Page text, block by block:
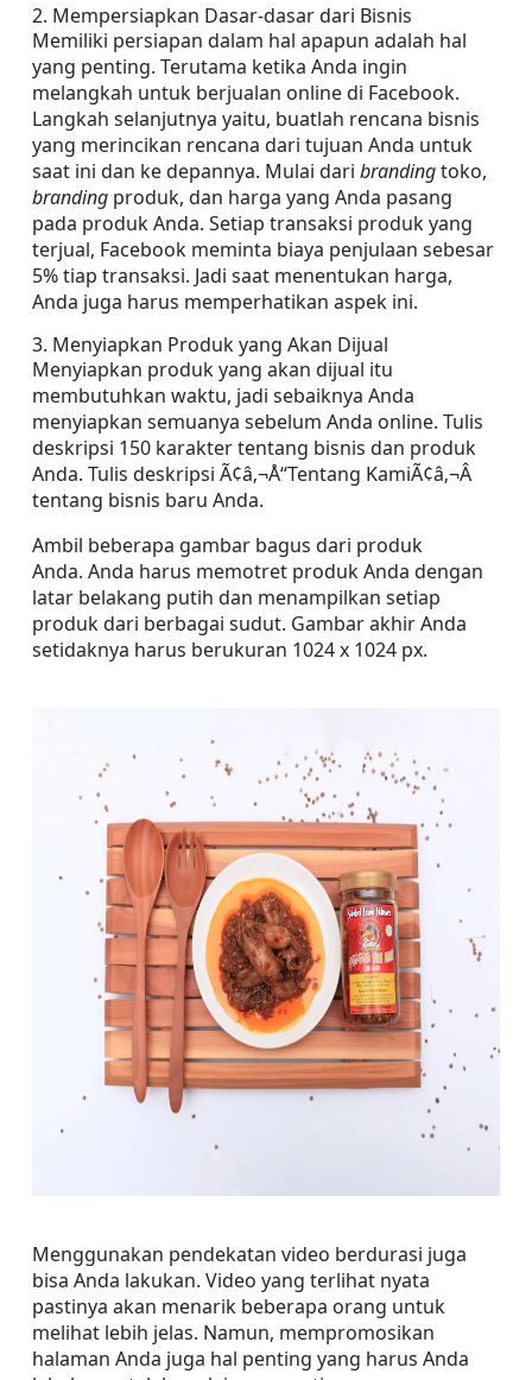
2. Mempersiapkan Dasar-dasar dari Bisnis
Memiliki persiapan dalam hal apapun adalah hal
yang penting. Terutama ketika Anda ingin
melangkah untuk berjualan online di Facebook.
Langkah selanjutnya yaitu, buatlah rencana bisnis
yang merincikan rencana dari tujuan Anda untuk
saat ini dan ke depannya. Mulai dari branding
branding produk, dan harga yang Anda pasang
pada produk Anda. Setiap transaksi produk yang
terjual, Facebook meminta biaya penjulaan sebesar
5% tiap transaksi. Jadi saat menentukan harga,
Anda juga harus memperhatikan aspek ini.
3. Menyiapkan Produk yang Akan Dijual
Menyiapkan produk yang akan dijual itu
membutuhkan waktu, jadi sebaiknya Anda
menyiapkan semuanya sebelum Anda online. Tulis
deskripsi 150 karakter tentang bisnis dan produk
Anda. Tulis deskripsi Ã¢â‚¬Å“Tentang KamiÃ¢â‚¬Â
tentang bisnis baru Anda.
Ambil beberapa gambar bagus dari produk
Anda. Anda harus memotret produk Anda dengan
latar belakang putih dan menampilkan setiap
produk dari berbagai sudut. Gambar akhir Anda
setidaknya harus berukuran 1024 x 1024 px.
Menggunakan pendekatan video berdurasi juga
bisa Anda lakukan. Video yang terlihat nyata
pastinya akan menarik beberapa orang untuk
melihat lebih jelas. Namun, mempromosikan
halaman Anda juga hal penting yang harus Anda